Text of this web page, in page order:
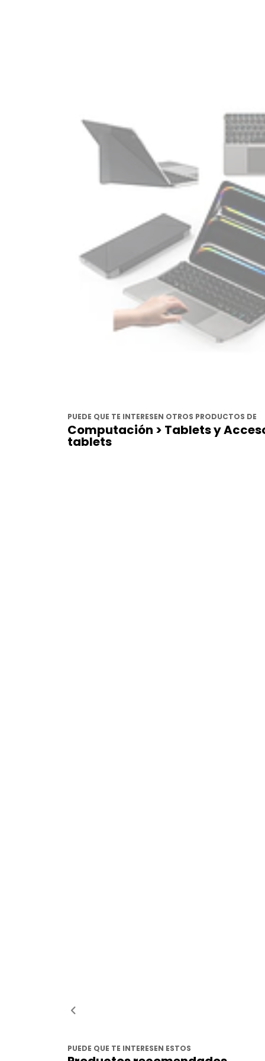
PUEDE QUE TE INTERESEN OTROS PRODUCTOS DE
Computación > Tablets y
tablets
PUEDE QUE TE INTERESEN ESTOS